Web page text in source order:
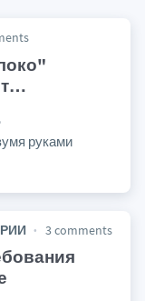
…
руками
3 comments